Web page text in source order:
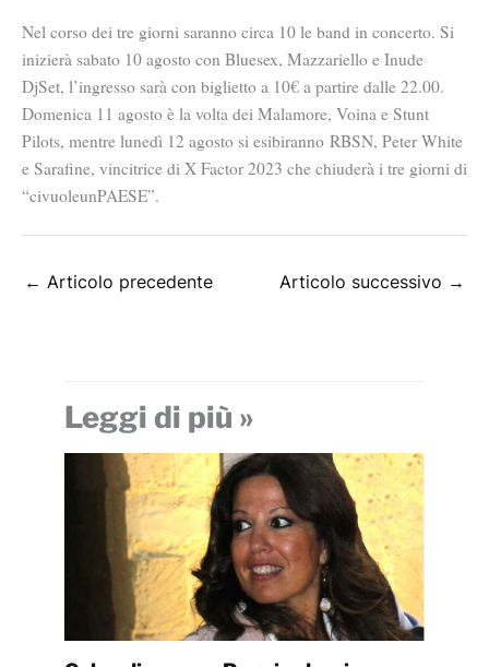
Nel corso dei tre giorni saranno circa 10 le band in concerto. Si
inizierà sabato 10 agosto con Bluesex, Mazzariello e Inude
DjSet, l’ingresso sarà con biglietto a 10€ a partire dalle 22.00.
Domenica 11 agosto è la volta dei Malamore, Voina e Stunt
Pilots, mentre lunedì 12 agosto si esibiranno RBSN, Peter White
e Sarafine, vincitrice di X Factor 2023 che chiuderà i tre giorni di
“civuoleunPAESE”.
← Articolo precedente Articolo successivo →
Leggi di più »